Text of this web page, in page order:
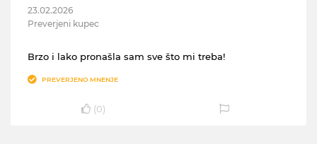
23.02.2026
Preverjeni kupec
Brzo i lako pronašla sam sve što mi treba!
PREVERJENO MNENJE
(0)